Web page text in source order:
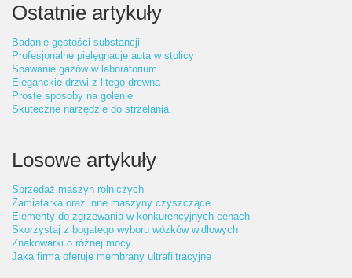
Ostatnie artykuły
Badanie gęstości substancji
Profesjonalne pielęgnacje auta w stolicy
Spawanie gazów w laboratorium
Eleganckie drzwi z litego drewna
Proste sposoby na golenie
Skuteczne narzędzie do strzelania.
Losowe artykuły
Sprzedaż maszyn rolniczych
Zamiatarka oraz inne maszyny czyszczące
Elementy do zgrzewania w konkurencyjnych cenach
Skorzystaj z bogatego wyboru wózków widłowych
Znakowarki o różnej mocy
Jaka firma oferuje membrany ultrafiltracyjne